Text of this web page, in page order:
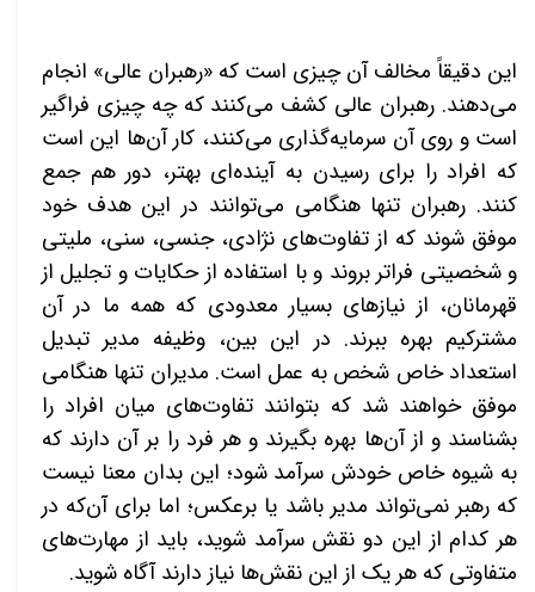
این دقیقاً مخالف آن چیزی است که «رهبران عالی» انجام
می‌دهند. رهبران عالی کشف می‌کنند که چه چیزی فراگیر
است و روی آن سرمایه‌گذاری می‌کنند، کار آن‌ها این است
که افراد را برای رسیدن به آینده‌ای بهتر، دور هم جمع
کنند. رهبران تنها هنگامی می‌توانند در این هدف خود
موفق شوند که از تفاوت‌های نژادی، جنسی، سنی، ملیتی
و شخصیتی فراتر بروند و با استفاده از حکایات و تجلیل از
قهرمانان، از نیازهای بسیار معدودی که همه ما در آن
مشترکیم بهره ببرند. در این بین، وظیفه مدیر تبدیل
استعداد خاص شخص به عمل است. مدیران تنها هنگامی
موفق خواهند شد که بتوانند تفاوت‌های میان افراد را
بشناسند و از آن‌ها بهره بگیرند و هر فرد را بر آن‌ دارند که
به شیوه خاص خودش سرآمد شود؛ این بدان معنا نیست
که رهبر نمی‌تواند مدیر باشد یا برعکس؛ اما برای آن‌که در
هر کدام از این دو نقش سرآمد شوید، باید از مهارت‌های
متفاوتی که هر یک از این نقش‌ها نیاز دارند آگاه شوید.